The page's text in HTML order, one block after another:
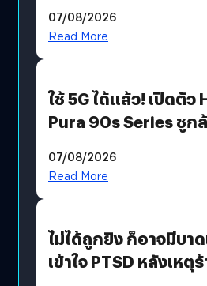
บริโภคและ B2B
07/08/2026
Read More
ใช้ 5G ได้แล้ว! เปิดตัว
Pura 90s Series ชูก
07/08/2026
Read More
ไม่ได้ถูกยิง ก็อาจมีบา
เข้าใจ PTSD หลังเหตุ